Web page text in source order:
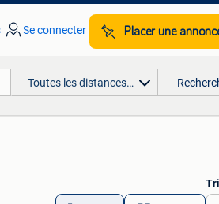
Se connecter Placer une
Toutes les distances…